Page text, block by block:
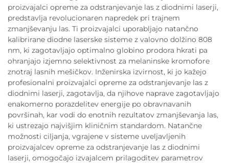
proizvajalci opreme za odstranjevanje las z diodnimi laserji,
predstavlja revolucionaren napredek pri trajnem
zmanjševanju las. Ti proizvajalci uporabljajo natančno
kalibrirane diodne laserske sisteme z valovno dolžino 808
nm, ki zagotavljajo optimalno globino prodora hkrati pa
ohranjajo izjemno selektivnost za melaninske kromofore
znotraj lasnih mešičkov. Inženirska izvirnost, ki jo kažejo
profesionalni proizvajalci opreme za odstranjevanje las z
diodnimi laserji, zagotavlja, da njihove naprave zagotavljajo
enakomerno porazdelitev energije po obravnavanih
površinah, kar vodi do enotnih rezultatov zmanjševanja las,
ki ustrezajo najvišjim kliničnim standardom. Natančne
možnosti ciljanja, vgrajene v sisteme uveljavljenih
proizvajalcev opreme za odstranjevanje las z diodnimi
laserji, omogočajo izvajalcem prilagoditev parametrov